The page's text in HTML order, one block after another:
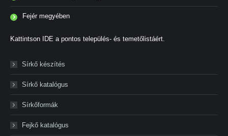
Fejér megyében
Kattintson IDE a pontos település- és temetőlistáért.
Sírkő készítés
Sírkő katalógus
Sírkőformák
Fejkő katalógus